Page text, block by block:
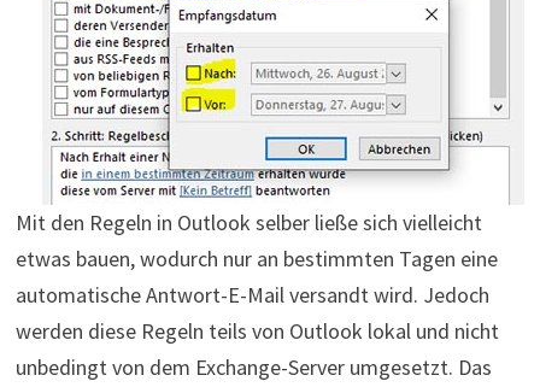
Mit den Regeln in Outlook selber ließe sich vielleicht
etwas bauen, wodurch nur an bestimmten Tagen eine
automatische Antwort-E-Mail versandt wird. Jedoch
werden diese Regeln teils von Outlook lokal und nicht
unbedingt von dem Exchange-Server umgesetzt. Das